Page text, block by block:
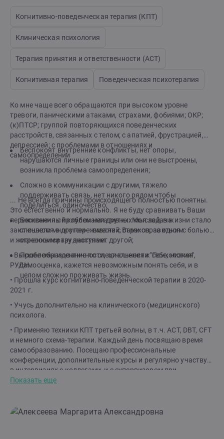
Когнитивно-поведенческая терапия (КПТ)
Клиническая психология
Терапия принятия и ответственности (АСТ)
Когнитивная терапия Поведенческая психотерапия
Ко мне чаще всего обращаются при высоком уровне
тревоги, паническими атаками, страхами, фобиями; ОКР;
(к)ПТСР; группой повторяющихся поведенческих
расстройств, связанных с телом; с апатией, фрустрацией,
депрессией; с проблемами в отношениях и
самоопределении
Беспокоят внутренние конфликты, нет опоры,
нарушаются личные границы или они не выстроены,
возникла проблема самоопределения;
Сложно в коммуникации с другими, тяжело
поддерживать связь, нет никого рядом чтобы
поделиться, одиночество;
Бесконечный клубок негативных мыслей, в жизни стало
слишком много переживаний, страхов, за одним
стрессом сразу наступает другой;
Проблемы идентичности, отношения к себе, низкая
самооценка, кажется невозможным понять себя, и в
целом сложно проживать жизнь.
... Не всегда причины происходящего полностью понятны.
Это естественно и нормально. Я не буду сравнивать Ваши
переживания с проблемами других. Моя задача
заключается в другом— вместе с Вами справиться с болью
и жизненными трудностями.
• Высшее образование по специальности "Психология",
РУДН.
• Прошла курс когнитивно-поведенческой терапии в 2020-
2021 г.
• Учусь дополнительно на клинического (медицинского)
психолога.
• Применяю техники КПТ третьей волны, в т.ч. ACT, DBT, CFT
и немного схема-терапии. Каждый день посвящаю время
самообразованию. Посещаю профессиональные
конференции, дополнительные курсы и регулярно участвую
в интервизиях с коллегами, и с супервизором при
необходимости.
Показать еще